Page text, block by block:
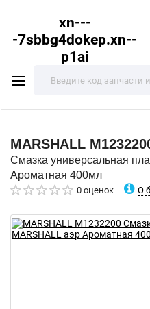
xn---
-7sbbg4dokep.xn--
p1ai
MARSHALL
Смазка универсальная
Ароматная 400мл
0 оценок О